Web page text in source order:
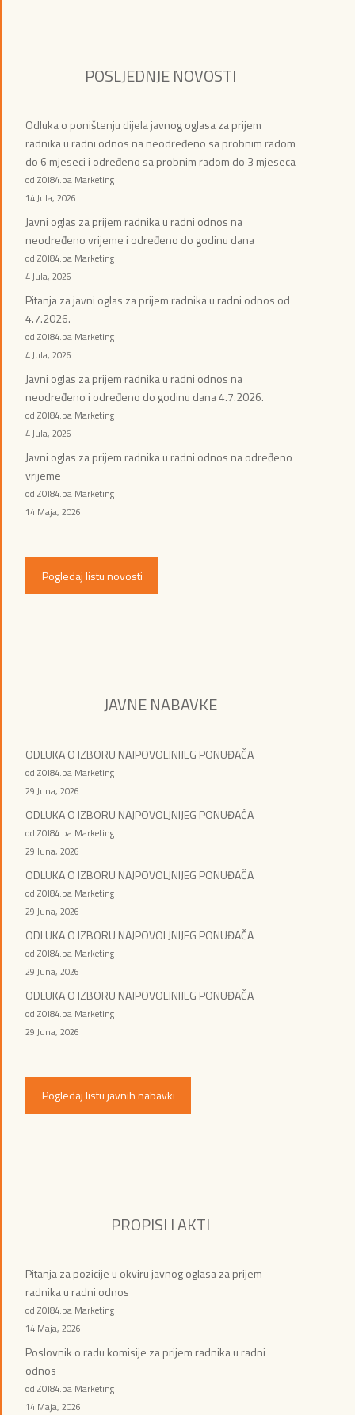
POSLJEDNJE NOVOSTI
Odluka o poništenju dijela javnog oglasa za prijem
radnika u radni odnos na neodređeno sa probnim radom
do 6 mjeseci i određeno sa probnim radom do 3 mjeseca
od ZOI84.ba Marketing
14 Jula, 2026
Javni oglas za prijem radnika u radni odnos na
neodređeno vrijeme i određeno do godinu dana
od ZOI84.ba Marketing
4 Jula, 2026
Pitanja za javni oglas za prijem radnika u radni odnos od
4.7.2026.
od ZOI84.ba Marketing
4 Jula, 2026
Javni oglas za prijem radnika u radni odnos na
neodređeno i određeno do godinu dana 4.7.2026.
od ZOI84.ba Marketing
4 Jula, 2026
Javni oglas za prijem radnika u radni odnos na određeno
vrijeme
od ZOI84.ba Marketing
14 Maja, 2026
Pogledaj listu novosti
JAVNE NABAVKE
ODLUKA O IZBORU NAJPOVOLJNIJEG PONUĐAČA
od ZOI84.ba Marketing
29 Juna, 2026
ODLUKA O IZBORU NAJPOVOLJNIJEG PONUĐAČA
od ZOI84.ba Marketing
29 Juna, 2026
ODLUKA O IZBORU NAJPOVOLJNIJEG PONUĐAČA
od ZOI84.ba Marketing
29 Juna, 2026
ODLUKA O IZBORU NAJPOVOLJNIJEG PONUĐAČA
od ZOI84.ba Marketing
29 Juna, 2026
ODLUKA O IZBORU NAJPOVOLJNIJEG PONUĐAČA
od ZOI84.ba Marketing
29 Juna, 2026
Pogledaj listu javnih nabavki
PROPISI I AKTI
Pitanja za pozicije u okviru javnog oglasa za prijem
radnika u radni odnos
od ZOI84.ba Marketing
14 Maja, 2026
Poslovnik o radu komisije za prijem radnika u radni
odnos
od ZOI84.ba Marketing
14 Maja, 2026